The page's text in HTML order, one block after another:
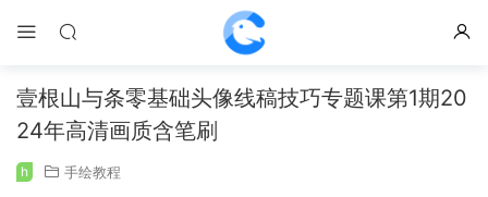
壹根山与条零基础头像线稿技巧专题课第1期20
24年高清画质含笔刷
h 手绘教程